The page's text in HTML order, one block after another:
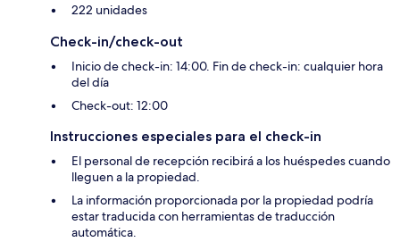
222 unidades
Check-in/check-out
Inicio de check-in: 14:00. Fin de check-in: cualquier hora
del día
Check-out: 12:00
Instrucciones especiales para el check-in
El personal de recepción recibirá a los huéspedes cuando
lleguen a la propiedad.
La información proporcionada por la propiedad podría
estar traducida con herramientas de traducción
automática.